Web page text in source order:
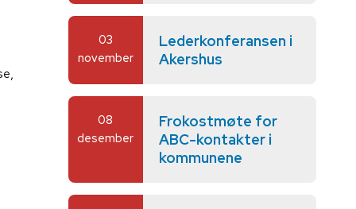
03
november
Lederkonferansen i
Akershus
08
desember
Frokostmøte for
ABC-kontakter i
kommunene